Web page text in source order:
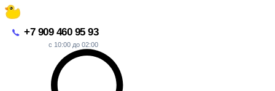
+7 909 460 95 93
с 10:00 до 02:00